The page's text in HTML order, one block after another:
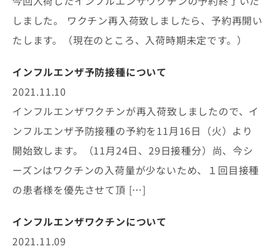
しました。 ワクチン再入荷致しましたら、予約再開い
たします。（現在のところ、入荷時期未定です。）
インフルエンザ予防接種について
2021.11.10
インフルエンザワクチンが再入荷致しましたので、イ
ンフルエンザ予防接種の予約を11月16日（火）より
開始致します。（11月24日、29日接種分）尚、今シ
ーズンはワクチンの入荷量が少ないため、１回目接種
の患者様を優先させて頂 […]
インフルエンザワクチンについて
2021.11.09